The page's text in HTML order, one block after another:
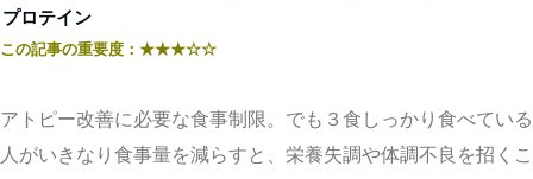
プロテイン
この記事の重要度： ★★★☆☆
アトピー改善に必要な食事制限。でも３食しっかり食べている
人がいきなり食事量を減らすと、栄養失調や体調不良を招くこ